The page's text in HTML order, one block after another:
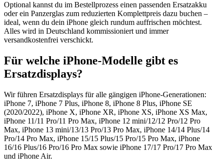
Optional kannst du im Bestellprozess einen passenden Ersatzakku
oder ein Panzerglas zum reduzierten Komplettpreis dazu buchen –
ideal, wenn du dein iPhone gleich rundum auffrischen möchtest.
Alles wird in Deutschland kommissioniert und immer
versandkostenfrei verschickt.
Für welche iPhone-Modelle gibt es
Ersatzdisplays?
Wir führen Ersatzdisplays für alle gängigen iPhone-Generationen:
iPhone 7, iPhone 7 Plus, iPhone 8, iPhone 8 Plus, iPhone SE
(2020/2022), iPhone X, iPhone XR, iPhone XS, iPhone XS Max,
iPhone 11/11 Pro/11 Pro Max, iPhone 12 mini/12/12 Pro/12 Pro
Max, iPhone 13 mini/13/13 Pro/13 Pro Max, iPhone 14/14 Plus/14
Pro/14 Pro Max, iPhone 15/15 Plus/15 Pro/15 Pro Max, iPhone
16/16 Plus/16 Pro/16 Pro Max sowie iPhone 17/17 Pro/17 Pro Max
und iPhone Air.